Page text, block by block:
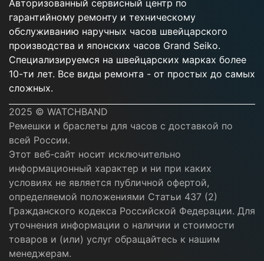
Авторизованный сервисный центр по
гарантийному ремонту и техническому
обслуживанию наручных часов швейцарского
производства и японских часов Grand Seiko.
Специализируемся на швейцарских марках более
10-ти лет. Все виды ремонта - от простых до самых
сложных.
2025 © WATCHBAND
Ремешки и браслеты для часов с доставкой по
всей России.
Этот веб-сайт носит исключительно
информационный характер и ни при каких
условиях не является публичной офертой,
определяемой положениями Статьи 437 (2)
Гражданского кодекса Российской Федерации. Для
уточнения информации о наличии и стоимости
товаров и (или) услуг обращайтесь к нашим
менеджерам.